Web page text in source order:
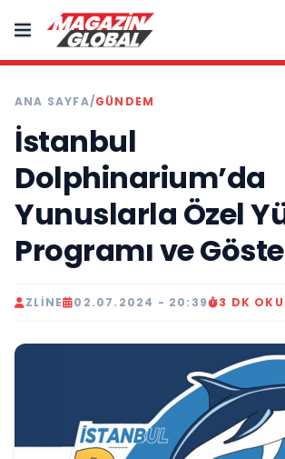
ANA SAYFA/GÜNDEM
İstanbul
Dolphinarium’da
Yunuslarla Özel
Programı ve
ZLINE 02.07.2024 - 20:39 3 DK